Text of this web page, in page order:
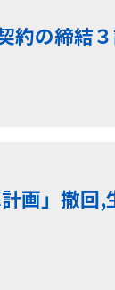
約の締結
画」撤回,